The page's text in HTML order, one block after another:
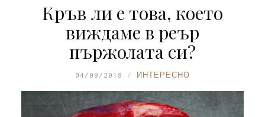
Кръв ли е това, което
виждаме в реър
пържолата си?
04/09/2018 ИНТЕРЕСНО